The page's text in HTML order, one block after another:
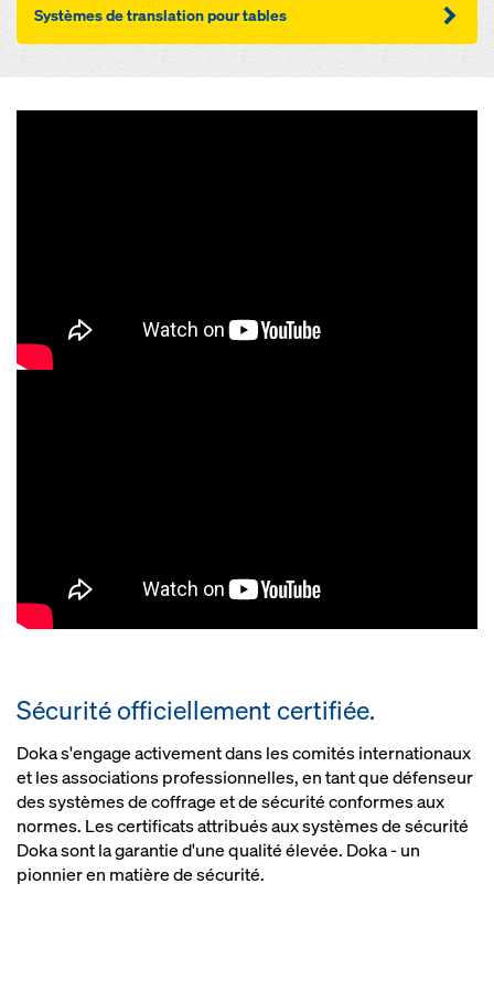
Systèmes de translation pour tables
Sécurité officiellement certifiée.
Doka s'engage activement dans les comités internationaux
et les associations professionnelles, en tant que défenseur
des systèmes de coffrage et de sécurité conformes aux
normes. Les certificats attribués aux systèmes de sécurité
Doka sont la garantie d'une qualité élevée. Doka - un
pionnier en matière de sécurité.